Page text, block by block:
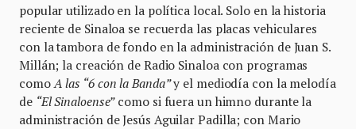
popular utilizado en la política local. Solo en la historia
reciente de Sinaloa se recuerda las placas vehiculares
con la tambora de fondo en la administración de Juan S.
Millán; la creación de Radio Sinaloa con programas
comoA las “6 con la Banda”y el mediodía con la melodía
de “El Sinaloense”como si fuera un himno durante la
administración de Jesús Aguilar Padilla; con Mario